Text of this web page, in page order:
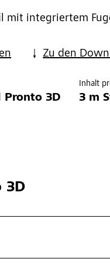
mit integriertem
Zu den
Pronto 3D
Inhalt
3 m
3D